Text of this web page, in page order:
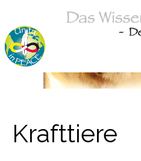
springen
Krafttiere